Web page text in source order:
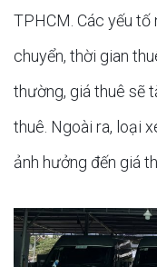
TPHCM. Các yếu
chuyển, thời gian
thường, giá thuê sẽ
thuê. Ngoài ra, loại
ảnh hưởng đến giá